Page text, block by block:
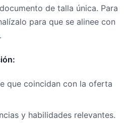
de talla única. Para
para que se alinee con
que coincidan con la oferta
y habilidades relevantes.